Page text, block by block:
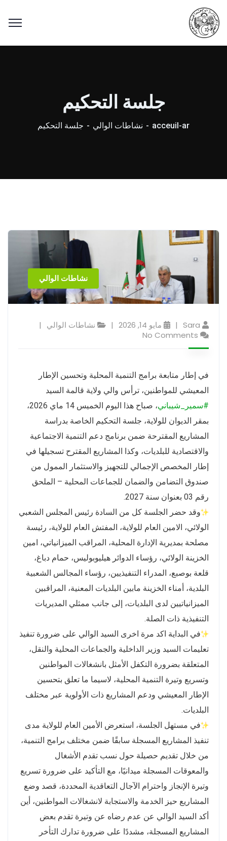
جلسة التحكيم
acceuil-ar نشاطات الوالي جلسة التحكيم
نشاطات الوالي
Sara مايو 14, 2026
نشاطات الوالي
No Comments
في إطار متابعة برامج التنمية المحلية وتحسين الإطار
المعيشي للمواطنين، ترأس والي ولاية قالمة السيد
#سمير_شيباني
، صباح هذا اليوم الخميس 14 ماي 2026،
بمقر الديوان للولاية، جلسة التحكيم الخاصة بدراسة
المشاريع المقترحة ضمن برنامج دعم التنمية الاجتماعية
والاقتصادية للبلديات، وكذا المشاريع المقترح تسجيلها في
إطار المخصص الإجمالي للتجهيز والاستثمار الممول من
صندوق التضامن والضمان للجماعات المحلية – الملحق
رقم 03 بعنوان سنة 2027.
وقد حضر الجلسة كل من السادة رئيس المجلس الشعبي
الولائي، الامين العام للولاية، المفتش العام للولاية، رئيسة
مصلحة بمديرية الإدارة المحلية، المراقب الميزانياتي، امين
الخزينة الولائي، رؤساء الدوائر هيليوبوليس، حمام دباغ،
قلعة بوصبع، المدراء التنفيذيين، رؤساء المجالس الشعبية
البلدية، أمناء الخزينة مابين البلديات المعنية، المراقبين
الميزانياتيين لدى البلديات، إلى جانب ممثلي المديريات
التنفيذية ذات الصلة.
في البداية اكد مرة اخرى السيد الوالي على ضرورة تنفيذ
تعليمات السيد وزير الداخلية والجماعات المحلية والنقل،
المتعلقة بضرورة التكفل الأمثل بانشغالات المواطنين
وتسريع وتيرة التنمية المحلية، لاسيما ما تعلق بتحسين
الإطار المعيشي ودعم المشاريع ذات الأولوية عبر مختلف
البلديات.
في مستهل الجلسة، استعرض الأمين العام للولاية مدى
تنفيذ المشاريع المسجلة سابقًا ضمن مختلف برامج التنمية،
من خلال تقديم حصيلة حول نسب تقدم الأشغال
والمعوقات المسجلة ميدانيًا، مع التأكيد على ضرورة تسريع
وتيرة الإنجاز واحترام الآجال التعاقدية المحددة، قصد وضع
المشاريع حيز الخدمة والاستجابة لانشغالات المواطنين، أين
أكد السيد الوالي عن عدم رضاه عن وتيرة تقدم بعض
المشاريع المسجلة، مشددًا على ضرورة تدارك التأخر